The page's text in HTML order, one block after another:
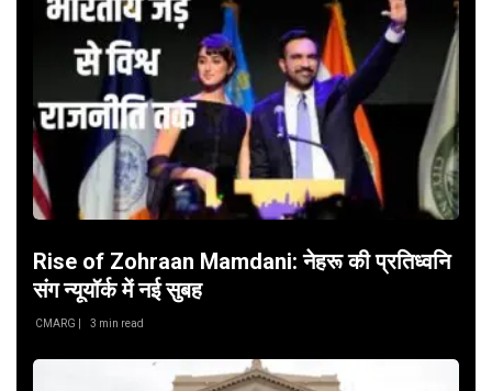
Rise of Zohraan Mamdani: नेहरू की प्रतिध्वनि
संग न्यूयॉर्क में नई सुबह
CMARG | 3 min read